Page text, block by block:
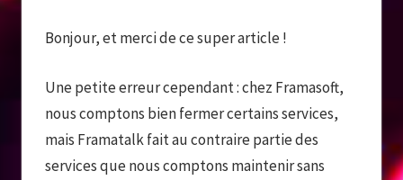
Bonjour, et merci de ce super article !
Une petite erreur cependant : chez Framasoft,
nous comptons bien fermer certains services,
mais Framatalk fait au contraire partie des
services que nous comptons maintenir sans